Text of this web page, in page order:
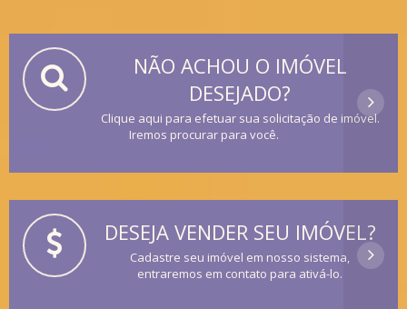
NÃO ACHOU O IMÓVEL
DESEJADO?
Clique aqui para efetuar sua solicitação de imóvel.
Iremos procurar para você.
DESEJA VENDER SEU IMÓVEL?
Cadastre seu imóvel em nosso sistema,
entraremos em contato para ativá-lo.